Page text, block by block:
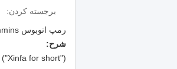
برجسته کردن:
رمپ اتوبوس Cummins موتور 2700mm ارتفاع طراحی طراحی با دوام تر
شرح: